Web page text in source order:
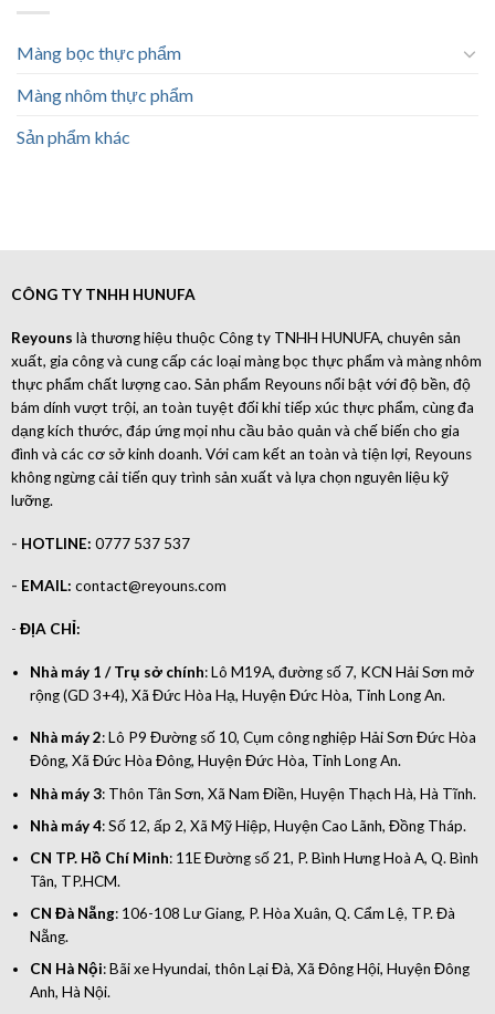
Màng bọc thực phẩm
Màng nhôm thực phẩm
Sản phẩm khác
CÔNG TY TNHH HUNUFA
Reyouns là thương hiệu thuộc Công ty TNHH HUNUFA, chuyên sản
xuất, gia công và cung cấp các loại màng bọc thực phẩm và màng nhôm
thực phẩm chất lượng cao. Sản phẩm Reyouns nổi bật với độ bền, độ
bám dính vượt trội, an toàn tuyệt đối khi tiếp xúc thực phẩm, cùng đa
dạng kích thước, đáp ứng mọi nhu cầu bảo quản và chế biến cho gia
đình và các cơ sở kinh doanh. Với cam kết an toàn và tiện lợi, Reyouns
không ngừng cải tiến quy trình sản xuất và lựa chọn nguyên liệu kỹ
lưỡng.
- HOTLINE: 0777 537 537
- EMAIL: contact@reyouns.com
- ĐỊA CHỈ:
Nhà máy 1 / Trụ sở chính: Lô M19A, đường số 7, KCN Hải Sơn mở
rộng (GD 3+4), Xã Đức Hòa Hạ, Huyện Đức Hòa, Tỉnh Long An.
Nhà máy 2: Lô P9 Đường số 10, Cụm công nghiệp Hải Sơn Đức Hòa
Đông, Xã Đức Hòa Đông, Huyện Đức Hòa, Tỉnh Long An.
Nhà máy 3: Thôn Tân Sơn, Xã Nam Điền, Huyện Thạch Hà, Hà Tĩnh.
Nhà máy 4: Số 12, ấp 2, Xã Mỹ Hiệp, Huyện Cao Lãnh, Đồng Tháp.
CN TP. Hồ Chí Minh: 11E Đường số 21, P. Bình Hưng Hoà A, Q. Bình
Tân, TP.HCM.
CN Đà Nẵng: 106-108 Lư Giang, P. Hòa Xuân, Q. Cẩm Lệ, TP. Đà
Nẵng.
CN Hà Nội: Bãi xe Hyundai, thôn Lại Đà, Xã Đông Hội, Huyện Đông
Anh, Hà Nội.